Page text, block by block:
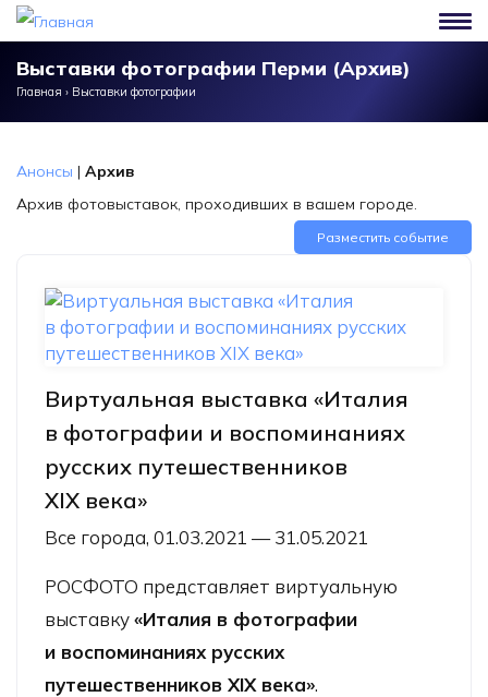
Перейти к основному содержанию
Выставки фотографии Перми (Архив)
Главная › Выставки фотографии
Анонсы | Архив
Архив фотовыставок, проходивших в вашем городе.
Разместить событие
Виртуальная выставка «Италия
в фотографии и воспоминаниях
русских путешественников
XIX века»
Все города, 01.03.2021 — 31.05.2021
РОСФОТО представляет виртуальную
выставку«Италия в фотографии
и воспоминаниях русских
путешественников XIX века».